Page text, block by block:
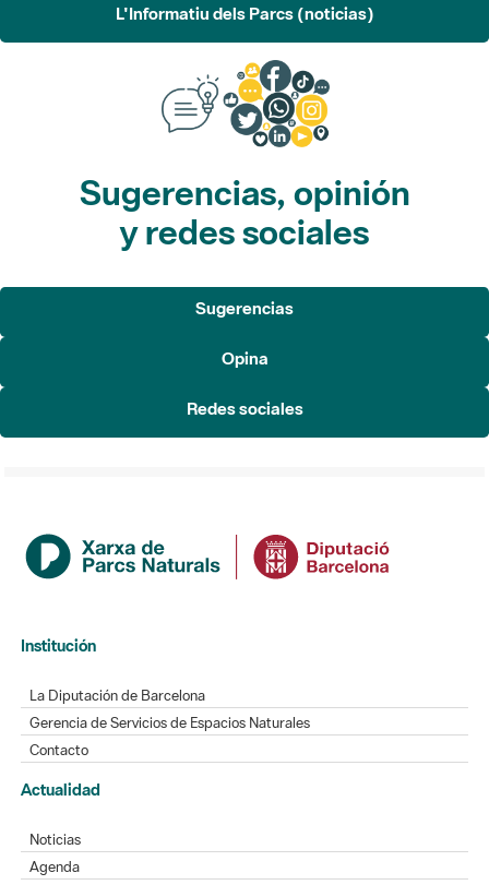
L'Informatiu dels Parcs (noticias)
Sugerencias, opinión
y redes sociales
Sugerencias
Opina
Redes sociales
Institución
La Diputación de Barcelona
Gerencia de Servicios de Espacios Naturales
Contacto
Actualidad
Noticias
Agenda